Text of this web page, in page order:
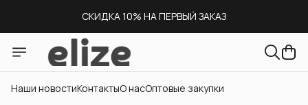
СКИДКА 10% НА ПЕРВЫЙ ЗАКАЗ
СКЛАД В МОСКВЕ
ДОСТАВКА ПО ВСЕЙ РОССИИ
Наши новостиКонтактыО насОптовые закупки